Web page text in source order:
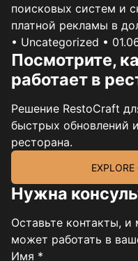
поисковых систем и
платной рекламы в
• Uncategorized •
Посмотрите,
работает в
Решение RestoCraft
быстрых обновлений
ресторана.
Нужна
Оставьте контакты,
может работать в
Имя *